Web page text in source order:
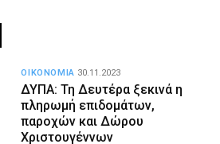
ΔΥΠΑ: Τη Δευτέρα ξεκινά η
πληρωμή επιδομάτων,
παροχών και Δώρου
Χριστουγέννων
ΟΙΚΟΝΟΜΙΑ 30.11.2023